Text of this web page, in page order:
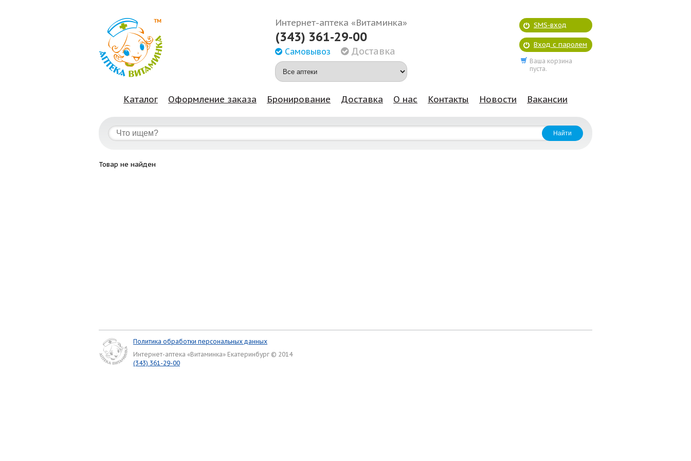
Интернет-аптека «Витаминка»
(343) 361-29-00
Самовывоз Доставка
SMS-вход
Вход с паролем
Ваша корзина
пуста.
Каталог Оформление заказа Бронирование Доставка О нас Контакты Новости Вакансии
Товар не найден
Политика обработки персональных данных
Интернет-аптека «Витаминка» Екатеринбург © 2014
(343) 361-29-00